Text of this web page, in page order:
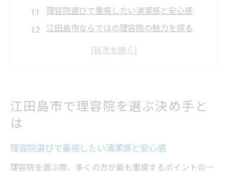
理容院選びで重視したい清潔感と安心感
江田島市ならではの理容院の魅力を探る
理容院の口コミや評判が参考になる理由
バーバースタイルの魅力を理容院で体感
理容院で叶えるバーバースタイルの特徴
理容院で体験できる男らしいフェードカッ
ト
江田島市で理容院を選ぶ決め手と
は
理容院選びで重視したい清潔感と安心感
理容院を選ぶ際、多くの方が最も重視するポイントの一